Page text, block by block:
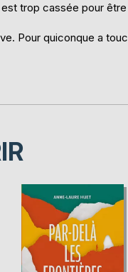
trop cassée pour
Pour quiconque a